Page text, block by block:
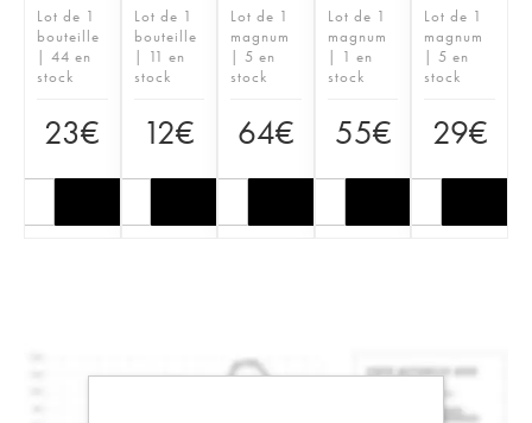
Lot de 1
bouteille
| 44 en
stock
23€
Lot de 1
bouteille
| 11 en
stock
12€
Lot de 1
magnum
| 5 en
stock
64€
Lot de 1
magnum
| 1 en
stock
55€
Lot de 1
magnum
| 5 en
stock
29€